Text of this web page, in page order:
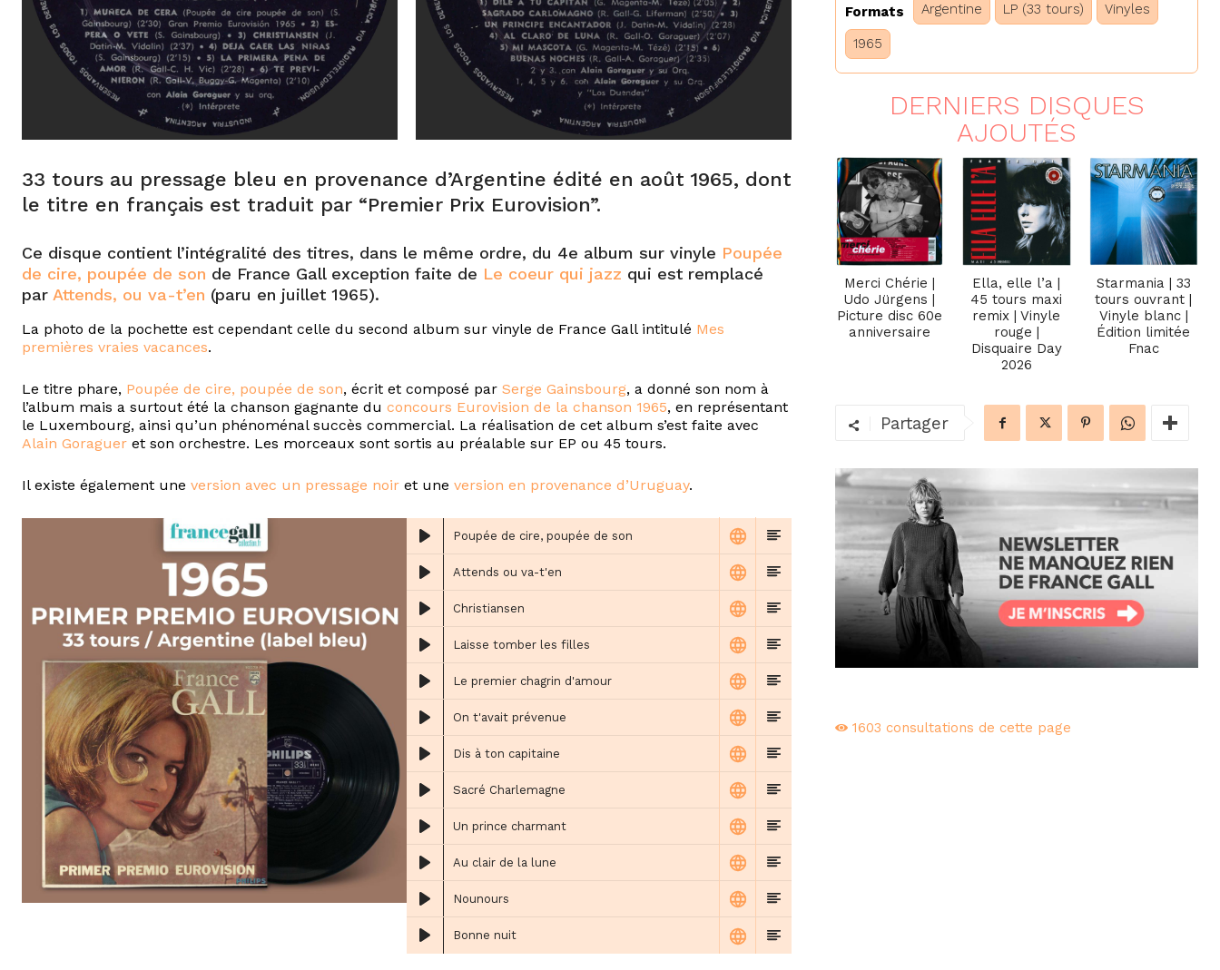
33 tours au pressage bleu en provenance d’Argentine édité en août 1965, dont
le titre en français est traduit par “Premier Prix Eurovision”.
Ce disque contient l’intégralité des titres, dans le même ordre, du 4e album sur vinyle Poupée
de cire, poupée de son de France Gall exception faite de Le coeur qui jazz qui est remplacé
par Attends, ou va-t’en (paru en juillet 1965).
La photo de la pochette est cependant celle du second album sur vinyle de France Gall intitulé Mes
premières vraies vacances.
Le titre phare, Poupée de cire, poupée de son, écrit et composé par Serge Gainsbourg, a donné son nom à
l’album mais a surtout été la chanson gagnante du concours Eurovision de la chanson 1965, en représentant
le Luxembourg, ainsi qu’un phénoménal succès commercial. La réalisation de cet album s’est faite avec
Alain Goraguer et son orchestre. Les morceaux sont sortis au préalable sur EP ou 45 tours.
Il existe également une version avec un pressage noir et une version en provenance d’Uruguay.
Poupée de cire, poupée de son
Attends ou va-t'en
Christiansen
Laisse tomber les filles
Le premier chagrin d'amour
On t'avait prévenue
Dis à ton capitaine
Sacré Charlemagne
Un prince charmant
Au clair de la lune
Nounours
Bonne nuit
Formats Argentine LP (33 tours) Vinyles
1965
DERNIERS DISQUES
AJOUTÉS
Merci Chérie |
Udo Jürgens |
Picture disc 60e
anniversaire
Ella, elle l’a |
45 tours maxi
remix | Vinyle
rouge |
Disquaire Day
2026
Starmania | 33
tours ouvrant |
Vinyle blanc |
Édition limitée
Fnac
Partager
1603 consultations de cette page